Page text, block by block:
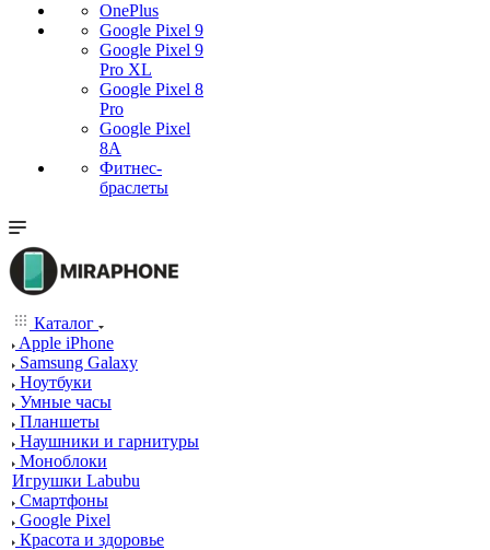
OnePlus
Google Pixel 9
Google Pixel 9
Pro XL
Google Pixel 8
Pro
Google Pixel
8A
Фитнес-
браслеты
Каталог
Apple iPhone
Samsung Galaxy
Ноутбуки
Умные часы
Планшеты
Наушники и гарнитуры
Моноблоки
Игрушки Labubu
Смартфоны
Google Pixel
Красота и здоровье